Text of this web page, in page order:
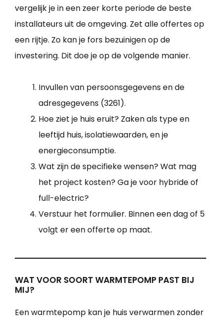
vergelijk je in een zeer korte periode de beste
installateurs uit de omgeving. Zet alle offertes op
een rijtje. Zo kan je fors bezuinigen op de
investering. Dit doe je op de volgende manier.
Invullen van persoonsgegevens en de
adresgegevens (3261).
Hoe ziet je huis eruit? Zaken als type en
leeftijd huis, isolatiewaarden, en je
energieconsumptie.
Wat zijn de specifieke wensen? Wat mag
het project kosten? Ga je voor hybride of
full-electric?
Verstuur het formulier. Binnen een dag of 5
volgt er een offerte op maat.
WAT VOOR SOORT WARMTEPOMP PAST BIJ
MIJ?
Een warmtepomp kan je huis verwarmen zonder